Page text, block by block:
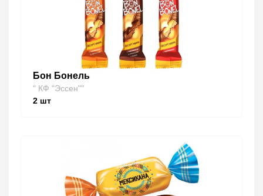
Бон Бонель
" КФ "Эссен""
2 шт